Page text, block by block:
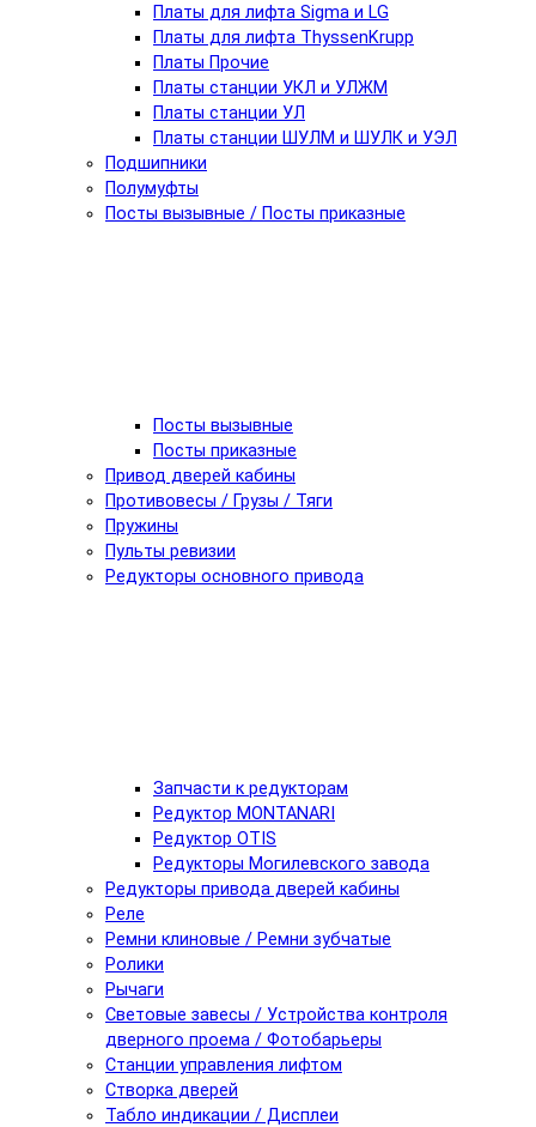
Платы для лифта Sigma и LG
Платы для лифта ThyssenKrupp
Платы Прочие
Платы станции УКЛ и УЛЖМ
Платы станции УЛ
Платы станции ШУЛМ и ШУЛК и УЭЛ
Подшипники
Полумуфты
Посты вызывные / Посты приказные
Посты вызывные
Посты приказные
Привод дверей кабины
Противовесы / Грузы / Тяги
Пружины
Пульты ревизии
Редукторы основного привода
Запчасти к редукторам
Редуктор MONTANARI
Редуктор OTIS
Редукторы Могилевского завода
Редукторы привода дверей кабины
Реле
Ремни клиновые / Ремни зубчатые
Ролики
Рычаги
Световые завесы / Устройства контроля
дверного проема / Фотобарьеры
Станции управления лифтом
Створка дверей
Табло индикации / Дисплеи